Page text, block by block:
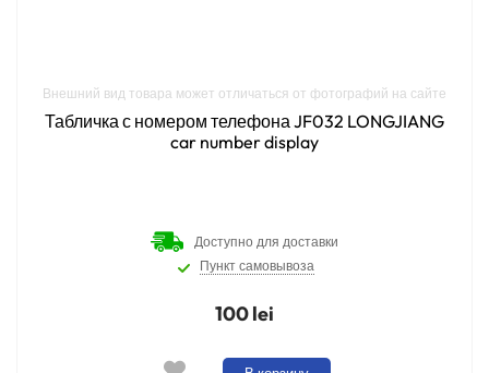
Внешний вид товара может отличаться от фотографий на сайте
Табличка с номером телефона JF032 LONGJIANG
car number display
Доступно для доставки
Пункт самовывоза
100 lei